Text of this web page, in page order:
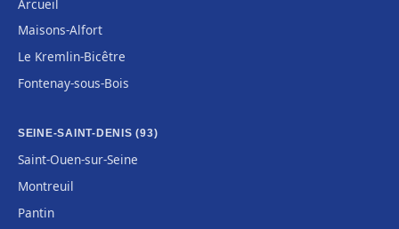
Arcueil
Maisons-Alfort
Le Kremlin-Bicêtre
Fontenay-sous-Bois
SEINE-SAINT-DENIS (93)
Saint-Ouen-sur-Seine
Montreuil
Pantin